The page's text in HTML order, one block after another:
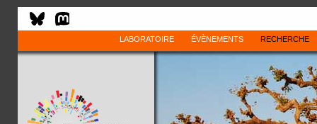
LABORATOIRE ÉVÈNEMENTS RECHERCHE